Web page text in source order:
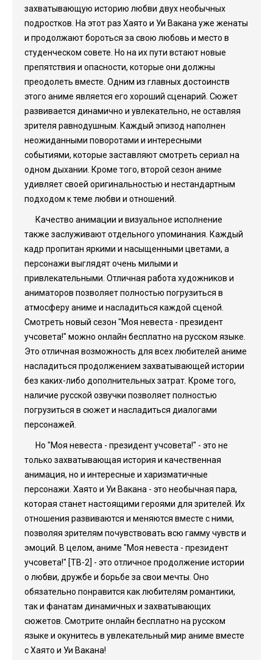
захватывающую историю любви двух необычных
подростков. На этот раз Хаято и Уи Вакана уже женаты
и продолжают бороться за свою любовь и место в
студенческом совете. Но на их пути встают новые
препятствия и опасности, которые они должны
преодолеть вместе. Одним из главных достоинств
этого аниме является его хороший сценарий. Сюжет
развивается динамично и увлекательно, не оставляя
зрителя равнодушным. Каждый эпизод наполнен
неожиданными поворотами и интересными
событиями, которые заставляют смотреть сериал на
одном дыхании. Кроме того, второй сезон аниме
удивляет своей оригинальностью и нестандартным
подходом к теме любви и отношений.
Качество анимации и визуальное исполнение
также заслуживают отдельного упоминания. Каждый
кадр пропитан яркими и насыщенными цветами, а
персонажи выглядят очень милыми и
привлекательными. Отличная работа художников и
аниматоров позволяет полностью погрузиться в
атмосферу аниме и насладиться каждой сценой.
Смотреть новый сезон "Моя невеста - президент
учсовета!" можно онлайн бесплатно на русском языке.
Это отличная возможность для всех любителей аниме
насладиться продолжением захватывающей истории
без каких-либо дополнительных затрат. Кроме того,
наличие русской озвучки позволяет полностью
погрузиться в сюжет и насладиться диалогами
персонажей.
Но "Моя невеста - президент учсовета!" - это не
только захватывающая история и качественная
анимация, но и интересные и харизматичные
персонажи. Хаято и Уи Вакана - это необычная пара,
которая станет настоящими героями для зрителей. Их
отношения развиваются и меняются вместе с ними,
позволяя зрителям почувствовать всю гамму чувств и
эмоций. В целом, аниме "Моя невеста - президент
учсовета!" [ТВ-2] - это отличное продолжение истории
о любви, дружбе и борьбе за свои мечты. Оно
обязательно понравится как любителям романтики,
так и фанатам динамичных и захватывающих
сюжетов. Смотрите онлайн бесплатно на русском
языке и окунитесь в увлекательный мир аниме вместе
с Хаято и Уи Вакана!